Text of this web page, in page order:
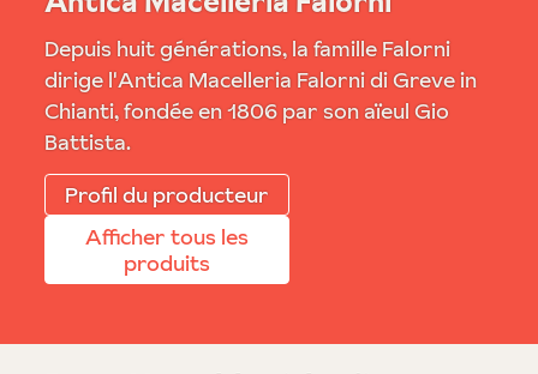
Depuis huit générations, la famille Falorni
dirige l'Antica Macelleria Falorni di Greve in
Chianti, fondée en 1806 par son aïeul Gio
Battista.
Profil du producteur
Afficher tous les
produits